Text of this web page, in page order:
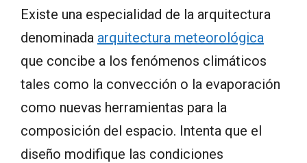
Existe una especialidad de la arquitectura
denominada arquitectura meteorológica
que concibe a los fenómenos climáticos
tales como la convección o la evaporación
como nuevas herramientas para la
composición del espacio. Intenta que el
diseño modifique las condiciones